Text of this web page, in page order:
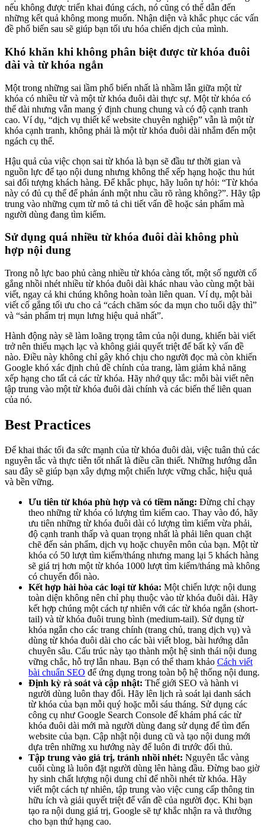
nếu không được triển khai đúng cách, nó cũng có thể dẫn đến
những kết quả không mong muốn. Nhận diện và khắc phục các vấn
đề phổ biến sau sẽ giúp bạn tối ưu hóa chiến dịch của mình.
Khó khăn khi không phân biệt được từ khóa đuôi
dài và từ khóa ngắn
Một trong những sai lầm phổ biến nhất là nhầm lẫn giữa một từ
khóa có nhiều từ và một từ khóa đuôi dài thực sự. Một từ khóa có
thể dài nhưng vẫn mang ý định chung chung và có độ cạnh tranh
cao. Ví dụ, “dịch vụ thiết kế website chuyên nghiệp” vẫn là một từ
khóa cạnh tranh, không phải là một từ khóa đuôi dài nhắm đến một
ngách cụ thể.
Hậu quả của việc chọn sai từ khóa là bạn sẽ đầu tư thời gian và
nguồn lực để tạo nội dung nhưng không thể xếp hạng hoặc thu hút
sai đối tượng khách hàng. Để khắc phục, hãy luôn tự hỏi: “Từ khóa
này có đủ cụ thể để phản ánh một nhu cầu rõ ràng không?”. Hãy tập
trung vào những cụm từ mô tả chi tiết vấn đề hoặc sản phẩm mà
người dùng đang tìm kiếm.
Sử dụng quá nhiều từ khóa đuôi dài không phù
hợp nội dung
Trong nỗ lực bao phủ càng nhiều từ khóa càng tốt, một số người cố
gắng nhồi nhét nhiều từ khóa đuôi dài khác nhau vào cùng một bài
viết, ngay cả khi chúng không hoàn toàn liên quan. Ví dụ, một bài
viết cố gắng tối ưu cho cả “cách chăm sóc da mụn cho tuổi dậy thì”
và “sản phẩm trị mụn lưng hiệu quả nhất”.
Hành động này sẽ làm loãng trọng tâm của nội dung, khiến bài viết
trở nên thiếu mạch lạc và không giải quyết triệt để bất kỳ vấn đề
nào. Điều này không chỉ gây khó chịu cho người đọc mà còn khiến
Google khó xác định chủ đề chính của trang, làm giảm khả năng
xếp hạng cho tất cả các từ khóa. Hãy nhớ quy tắc: mỗi bài viết nên
tập trung vào một từ khóa đuôi dài chính và các biến thể liên quan
của nó.
Best Practices
Để khai thác tối đa sức mạnh của từ khóa đuôi dài, việc tuân thủ các
nguyên tắc và thực tiễn tốt nhất là điều cần thiết. Những hướng dẫn
sau đây sẽ giúp bạn xây dựng một chiến lược vững chắc, hiệu quả
và bền vững.
Ưu tiên từ khóa phù hợp và có tiềm năng: Đừng chỉ chạy
theo những từ khóa có lượng tìm kiếm cao. Thay vào đó, hãy
ưu tiên những từ khóa đuôi dài có lượng tìm kiếm vừa phải,
độ cạnh tranh thấp và quan trọng nhất là phải liên quan chặt
chẽ đến sản phẩm, dịch vụ hoặc chuyên môn của bạn. Một từ
khóa có 50 lượt tìm kiếm/tháng nhưng mang lại 5 khách hàng
sẽ giá trị hơn một từ khóa 1000 lượt tìm kiếm/tháng mà không
có chuyển đổi nào.
Kết hợp hài hòa các loại từ khóa: Một chiến lược nội dung
toàn diện không nên chỉ phụ thuộc vào từ khóa đuôi dài. Hãy
kết hợp chúng một cách tự nhiên với các từ khóa ngắn (short-
tail) và từ khóa đuôi trung bình (medium-tail). Sử dụng từ
khóa ngắn cho các trang chính (trang chủ, trang dịch vụ) và
dùng từ khóa đuôi dài cho các bài viết blog, bài hướng dẫn
chuyên sâu. Cấu trúc này tạo thành một hệ sinh thái nội dung
vững chắc, hỗ trợ lẫn nhau. Bạn có thể tham khảo Cách viết
bài chuẩn SEO để ứng dụng trong toàn bộ hệ thống nội dung.
Định kỳ rà soát và cập nhật: Thế giới SEO và hành vi
người dùng luôn thay đổi. Hãy lên lịch rà soát lại danh sách
từ khóa của bạn mỗi quý hoặc mỗi sáu tháng. Sử dụng các
công cụ như Google Search Console để khám phá các từ
khóa đuôi dài mới mà người dùng đang sử dụng để tìm đến
website của bạn. Cập nhật nội dung cũ và tạo nội dung mới
dựa trên những xu hướng này để luôn đi trước đối thủ.
Tập trung vào giá trị, tránh nhồi nhét: Nguyên tắc vàng
cuối cùng là luôn đặt người dùng lên hàng đầu. Đừng bao giờ
hy sinh chất lượng nội dung chỉ để nhồi nhét từ khóa. Hãy
viết một cách tự nhiên, tập trung vào việc cung cấp thông tin
hữu ích và giải quyết triệt để vấn đề của người đọc. Khi bạn
tạo ra nội dung giá trị, Google sẽ tự khắc nhận ra và thưởng
cho bạn thứ hạng cao.